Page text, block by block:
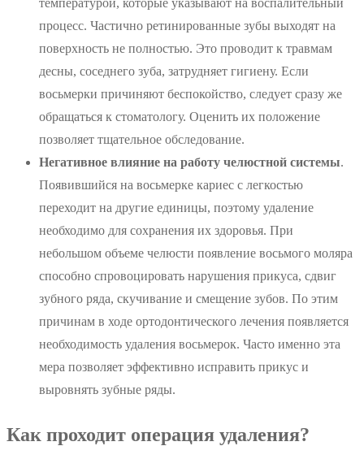
температурой, которые указывают на воспалительный
процесс. Частично ретинированные зубы выходят на
поверхность не полностью. Это проводит к травмам
десны, соседнего зуба, затрудняет гигиену. Если
восьмерки причиняют беспокойство, следует сразу же
обращаться к стоматологу. Оценить их положение
позволяет тщательное обследование.
Негативное влияние на работу челюстной системы.
Появившийся на восьмерке кариес с легкостью
переходит на другие единицы, поэтому удаление
необходимо для сохранения их здоровья. При
небольшом объеме челюсти появление восьмого моляра
способно спровоцировать нарушения прикуса, сдвиг
зубного ряда, скучивание и смещение зубов. По этим
причинам в ходе ортодонтического лечения появляется
необходимость удаления восьмерок. Часто именно эта
мера позволяет эффективно исправить прикус и
выровнять зубные ряды.
Как проходит операция удаления?